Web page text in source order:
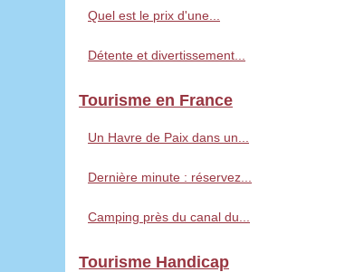
Quel est le prix d'une...
Détente et divertissement...
Tourisme en France
Un Havre de Paix dans un...
Dernière minute : réservez...
Camping près du canal du...
Tourisme Handicap